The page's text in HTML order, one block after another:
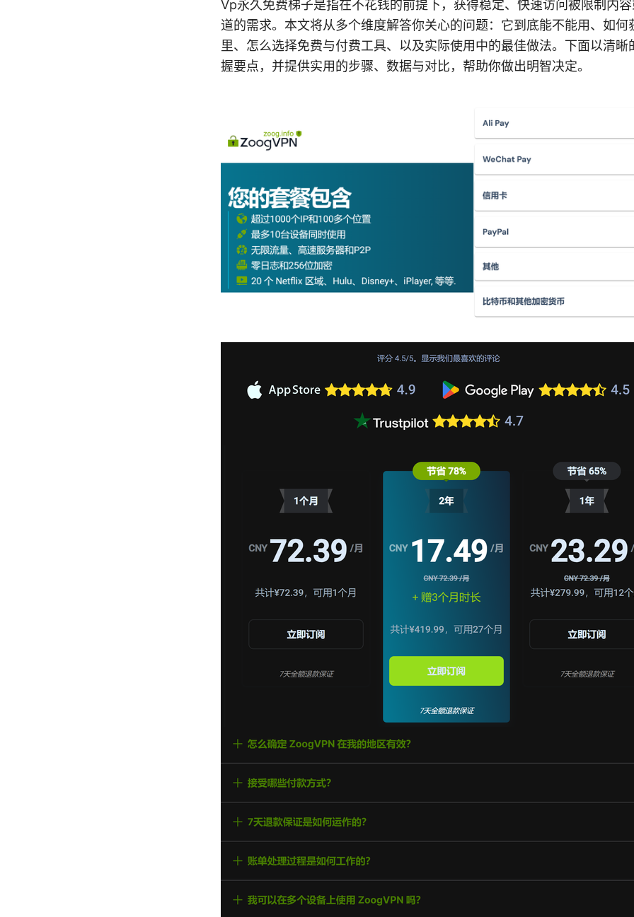
Vp永久免费梯子是指在不花钱的前提下，获得稳定、快速访问被限制内
道的需求。本文将从多个维度解答你关心的问题：它到底能不能用、如何
里、怎么选择免费与付费工具、以及实际使用中的最佳做法。下面以清晰
握要点，并提供实用的步骤、数据与对比，帮助你做出明智决定。